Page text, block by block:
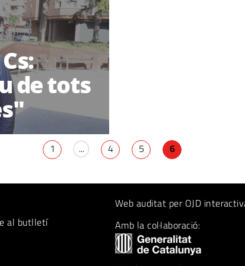
de tots
1 ... 4 5 6
al butlletí
Web auditat per OJD
Amb la col·laboració: